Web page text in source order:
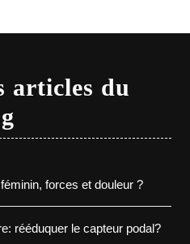
articles du
forces et douleur ?
rééduquer le capteur podal?